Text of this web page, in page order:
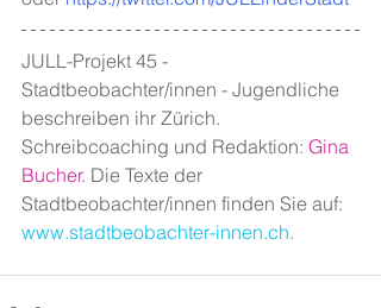
JULL-Projekt 45 -
Stadtbeobachter/innen - Jugendliche
beschreiben ihr Zürich.
Schreibcoaching und Redaktion: Gina
Bucher. Die Texte der
Stadtbeobachter/innen finden Sie auf:
www.stadtbeobachter-innen.ch.